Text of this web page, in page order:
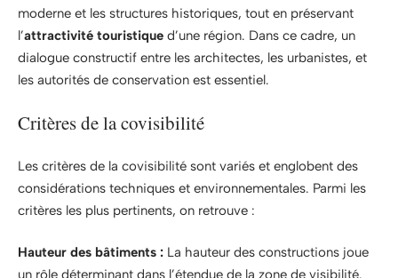
moderne et les structures historiques, tout en préservant
l’attractivité touristique d’une région. Dans ce cadre, un
dialogue constructif entre les architectes, les urbanistes, et
les autorités de conservation est essentiel.
Critères de la covisibilité
Les critères de la covisibilité sont variés et englobent des
considérations techniques et environnementales. Parmi les
critères les plus pertinents, on retrouve :
Hauteur des bâtiments : La hauteur des constructions joue
un rôle déterminant dans l’étendue de la zone de visibilité.